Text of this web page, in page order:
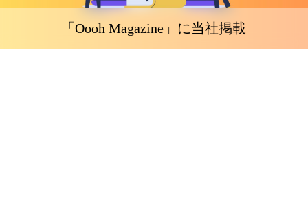
「Oooh Magazine」に当社掲載